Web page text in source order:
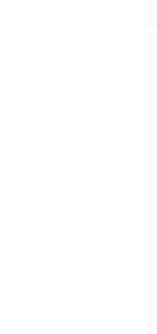
ーム送信後に送ら
アドレスからもお
。